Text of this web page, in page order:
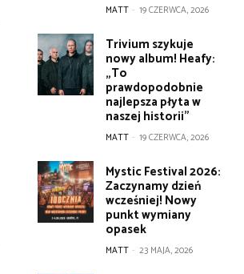
MATT - 19 CZERWCA, 2026
Trivium szykuje
nowy album! Heafy:
„To
prawdopodobnie
najlepsza płyta w
naszej historii”
MATT - 19 CZERWCA, 2026
Mystic Festival 2026:
Zaczynamy dzień
wcześniej! Nowy
punkt wymiany
opasek
MATT - 23 MAJA, 2026